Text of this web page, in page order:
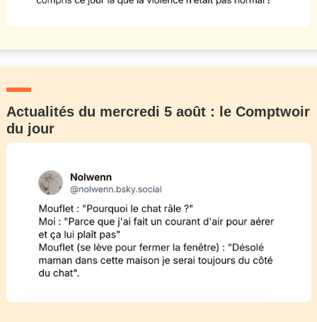
Actualités du mercredi 5 août : le Comptwoir
du jour